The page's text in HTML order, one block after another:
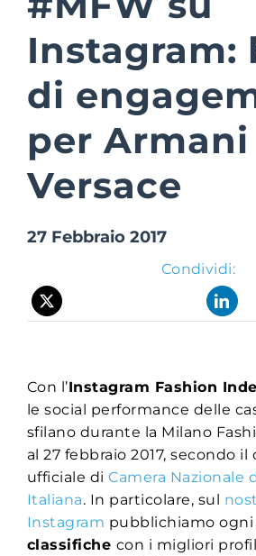
Suite Login
Instagram:
di
per Armani
Versace
27 Febbraio 2017
Condividi:
Con l’Instagram Fashion
le social performance delle
sfilano durante la Milano
al 27 febbraio 2017, secondo il
ufficiale diCamera Nazionale
Italiana. In particolare, sul
Instagram pubblichiamo
classifiche con i migliori